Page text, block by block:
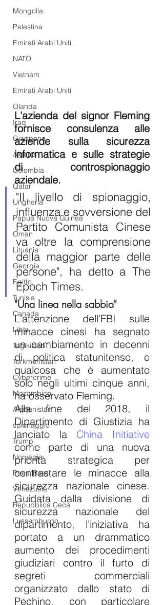
Mongolia
Palestina
Emirati Arabi Uniti
NATO
Vietnam
Emirati Arabi Uniti
Olanda
Iraq
Giappone
Algeria
Colombia
Qatar
Ungheria
Papua Nuova Guinea
Oman
Lituania
Georgia
Egitto
Tunisia
Canada
Libia
Tagikistan
Turkmenistan
Cybercrime
Mozambico
Afghanistan
spionaggio
Trump
Norvegia
Paesi Bassi
Venezuela
Repubblica Ceca
Lussemburgo
L'azienda del signor Fleming
fornisce consulenza alle
aziende sulla sicurezza
informatica e sulle strategie
di controspionaggio
aziendale.
"Il livello di spionaggio,
influenza e sovversione del
Partito Comunista Cinese
va oltre la comprensione
della maggior parte delle
persone", ha detto a The
Epoch Times.
"Una linea nella sabbia"
L'attenzione dell'FBI sulle
minacce cinesi ha segnato
un cambiamento in decenni
di politica statunitense, e
qualcosa che è aumentato
solo negli ultimi cinque anni,
ha osservato Fleming.
Alla fine del 2018, il
Dipartimento di Giustizia ha
lanciato la China Initiative
come parte di una nuova
priorità strategica per
contrastare le minacce alla
sicurezza nazionale cinese.
Guidata dalla divisione di
sicurezza nazionale del
dipartimento, l’iniziativa ha
portato a un drammatico
aumento dei procedimenti
giudiziari contro il furto di
segreti commerciali
organizzato dallo stato di
Pechino, con particolare